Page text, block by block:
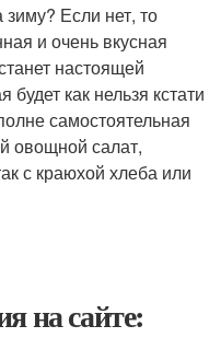
Если нет, то
и очень вкусная
настоящей
как нельзя кстати
самостоятельная
овощной салат,
с краюхой хлеба или
на сайте: